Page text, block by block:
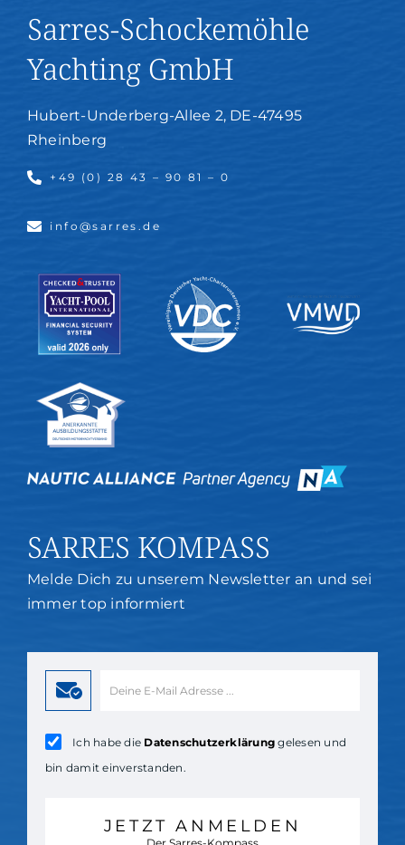
Sarres-Schockemöhle
Yachting GmbH
Hubert-Underberg-Allee 2, DE-47495
Rheinberg
+49 (0) 28 43 – 90 81 – 0
info@sarres.de
SARRES KOMPASS
Melde Dich zu unserem Newsletter an und sei
immer top informiert
Ich habe die Datenschutzerklärung gelesen und
bin damit einverstanden.
JETZT ANMELDEN